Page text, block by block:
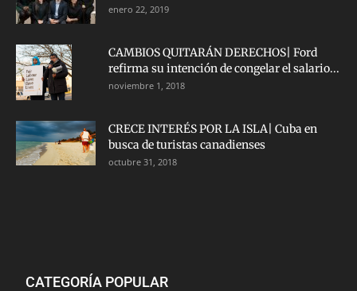
enero 22, 2019
CAMBIOS QUITARÁN DERECHOS| Ford
refirma su intención de congelar el salario...
noviembre 1, 2018
CRECE INTERÉS POR LA ISLA| Cuba en
busca de turistas canadienses
octubre 31, 2018
CATEGORÍA POPULAR